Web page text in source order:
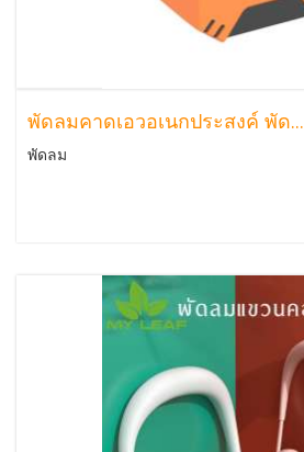
พัดลมคาดเอวอเนกประสงค์ พัด...
พัดลม